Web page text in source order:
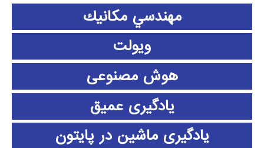
مهندسي مكانيك
ویولت
هوش مصنوعی
یادگیری عمیق
یادگیری ماشین در پایتون